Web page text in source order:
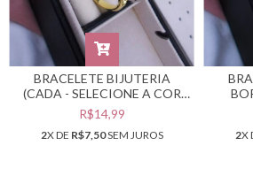
BRACELETE BIJUTERIA
(CADA - SELECIONE A COR
DESEJADA) #PB0301721
R$14,99
2X DE R$7,50SEM JUROS 2X